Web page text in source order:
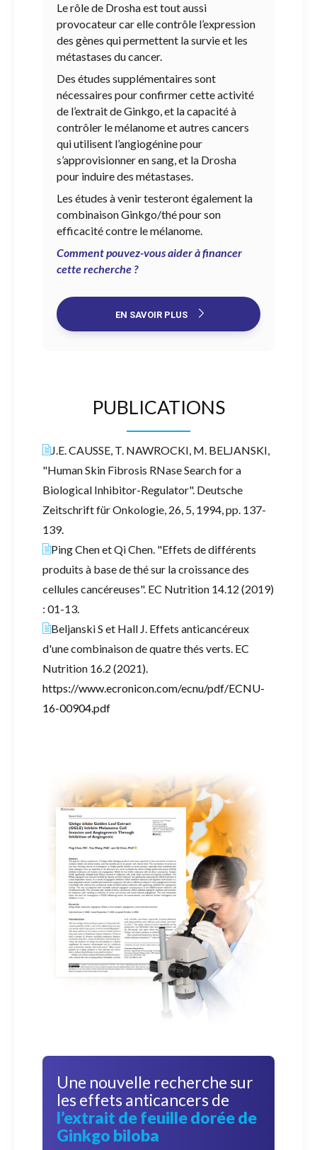
Le rôle de Drosha est tout aussi
provocateur car elle contrôle l’expression
des gènes qui permettent la survie et les
métastases du cancer.
Des études supplémentaires sont
nécessaires pour confirmer cette activité
de l’extrait de Ginkgo, et la capacité à
contrôler le mélanome et autres cancers
qui utilisent l’angiogénine pour
s’approvisionner en sang, et la Drosha
pour induire des métastases.
Les études à venir testeront également la
combinaison Ginkgo/thé pour son
efficacité contre le mélanome.
Comment pouvez-vous aider à financer
cette recherche ?
EN SAVOIR PLUS
PUBLICATIONS
J.E. CAUSSE, T. NAWROCKI, M. BELJANSKI,
"Human Skin Fibrosis RNase Search for a
Biological Inhibitor-Regulator". Deutsche
Zeitschrift für Onkologie, 26, 5, 1994, pp. 137-
139.
Ping Chen et Qi Chen. "Effets de différents
produits à base de thé sur la croissance des
cellules cancéreuses". EC Nutrition 14.12 (2019)
: 01-13.
Beljanski S et Hall J. Effets anticancéreux
d'une combinaison de quatre thés verts. EC
Nutrition 16.2 (2021).
https://www.ecronicon.com/ecnu/pdf/ECNU-
16-00904.pdf
Une nouvelle recherche sur
les effets anticancers de
l’extrait de feuille dorée de
Ginkgo biloba